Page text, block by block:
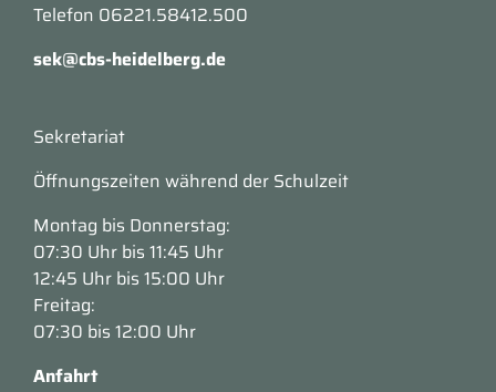
Telefon 06221.58412.500
sek@cbs-heidelberg.de
Sekretariat
Öffnungszeiten während der Schulzeit
Montag bis Donnerstag:
07:30 Uhr bis 11:45 Uhr
12:45 Uhr bis 15:00 Uhr
Freitag:
07:30 bis 12:00 Uhr
Anfahrt